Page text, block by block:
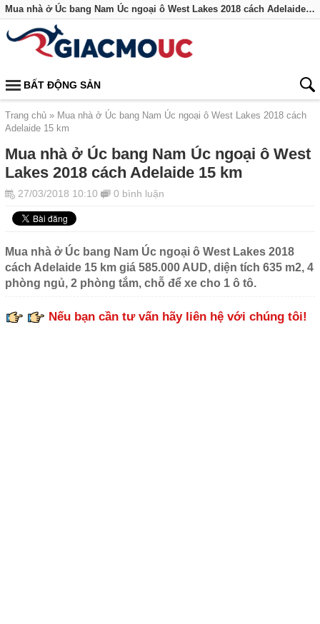
Mua nhà ở Úc bang Nam Úc ngoại ô West Lakes 2018 cách Adelaide 15 km
BẤT ĐỘNG SẢN
Trang chủ
Mua nhà ở Úc bang Nam Úc ngoại ô West Lakes 2018 cách
Adelaide 15 km
Mua nhà ở Úc bang Nam Úc ngoại ô West
Lakes 2018 cách Adelaide 15 km
27/03/2018 10:10 0 bình luận
Mua nhà ở Úc bang Nam Úc ngoại ô West Lakes 2018
cách Adelaide 15 km giá 585.000 AUD, diện tích 635 m2, 4
phòng ngủ, 2 phòng tắm, chỗ để xe cho 1 ô tô.
Nếu bạn cần tư vấn hãy liên hệ với chúng tôi!